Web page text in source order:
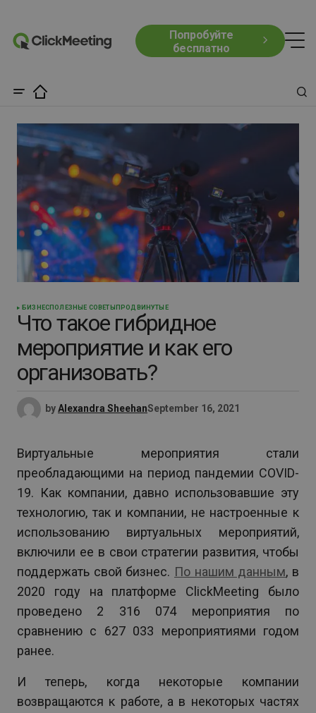
Попробуйте
бесплатно
БИЗНЕС ПОЛЕЗНЫЕ СОВЕТЫ ПРОДВИНУТЫЕ
Что такое гибридное
мероприятие и как его
организовать?
byAlexandra SheehanSeptember 16, 2021
Виртуальные мероприятия стали
преобладающими на период пандемии COVID-
19. Как компании, давно использовавшие эту
технологию, так и компании, не настроенные к
использованию виртуальных мероприятий,
включили ее в свои стратегии развития, чтобы
поддержать свой бизнес. По нашим данным, в
2020 году на платформе ClickMeeting было
проведено 2 316 074 мероприятия по
сравнению с 627 033 мероприятиями годом
ранее.
И теперь, когда некоторые компании
возвращаются к работе, а в некоторых частях